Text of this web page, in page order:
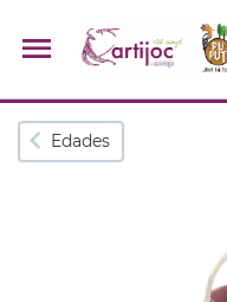
Búsquedas populares
Edades